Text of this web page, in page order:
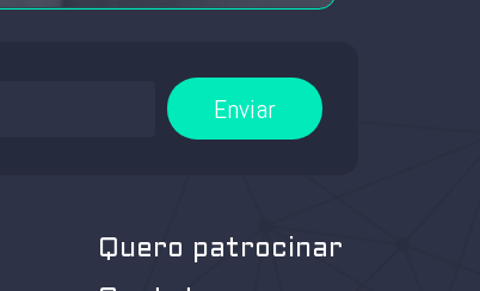
Enviar
Quero patrocinar